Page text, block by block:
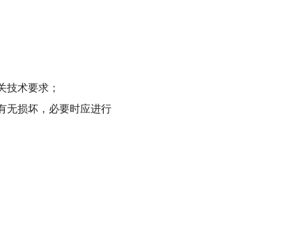
技术要求；
无损坏，必要时应进行